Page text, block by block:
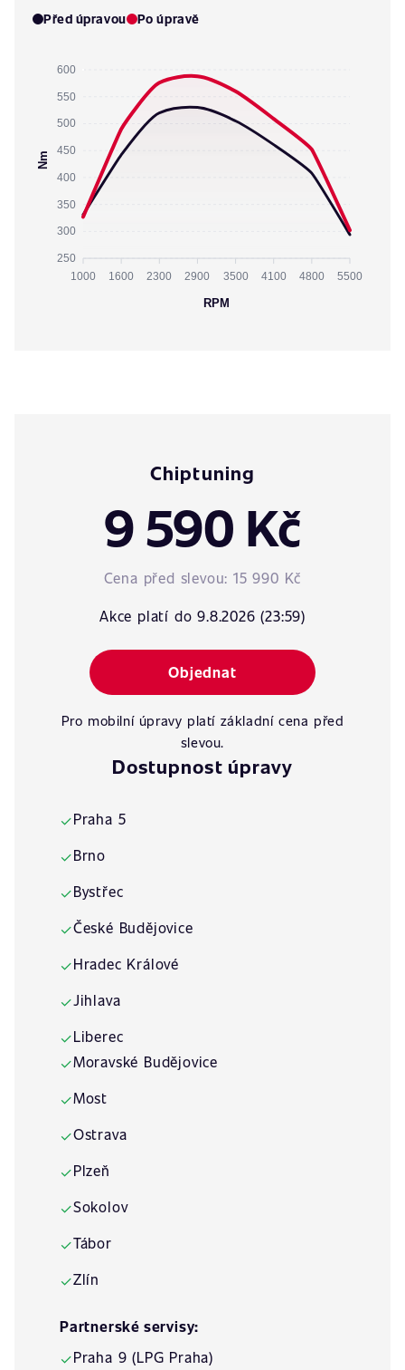
Před úpravou Po úpravě
600
550
500
450
400
350
300
250
Nm
1000 1600 2300 2900 3500 4100 4800 5500
RPM
Chiptuning
9 590 Kč
Cena před slevou:15 990 Kč
Akce platí do 9.8.2026 (23:59)
Objednat
Pro mobilní úpravy platí základní cena před
slevou.
Dostupnost úpravy
✓Praha 5
✓Brno
✓Bystřec
✓České Budějovice
✓Hradec Králové
✓Jihlava
✓Liberec
✓Moravské Budějovice
✓Most
✓Ostrava
✓Plzeň
✓Sokolov
✓Tábor
✓Zlín
Partnerské servisy:
✓Praha 9 (LPG Praha)